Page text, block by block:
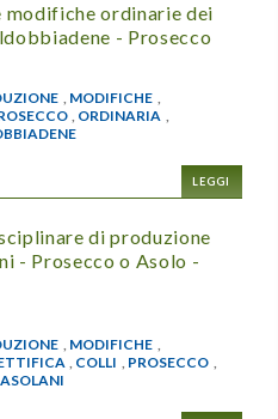
ordinarie dei
- Prosecco
MODIFICHE
ORDINARIA
LEGGI
di produzione
- Prosecco o Asolo -
MODIFICHE
COLLI PROSECCO
ASOLANI